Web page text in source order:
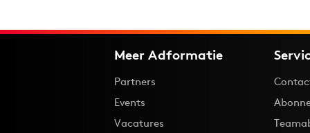
Meer Adformatie
Partners
Events
Vacatures